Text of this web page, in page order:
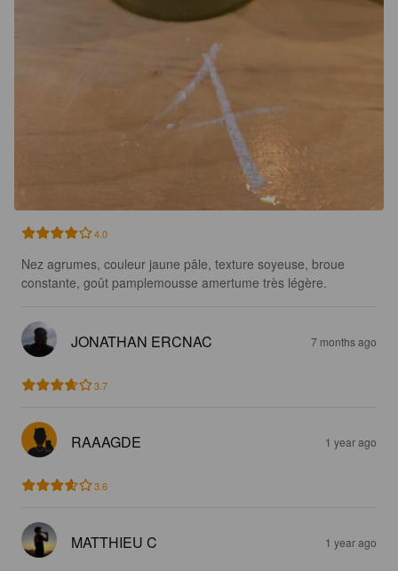
4.0
Nez agrumes, couleur jaune pâle, texture soyeuse, broue
constante, goût pamplemousse amertume très légère.
JONATHAN ERCNAC 7 months ago
3.7
RAAAGDE 1 year ago
3.6
MATTHIEU C 1 year ago